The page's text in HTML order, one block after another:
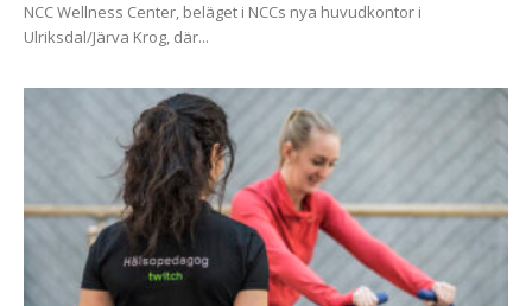
NCC Wellness Center, beläget i NCCs nya huvudkontor i
Ulriksdal/Järva Krog, där...